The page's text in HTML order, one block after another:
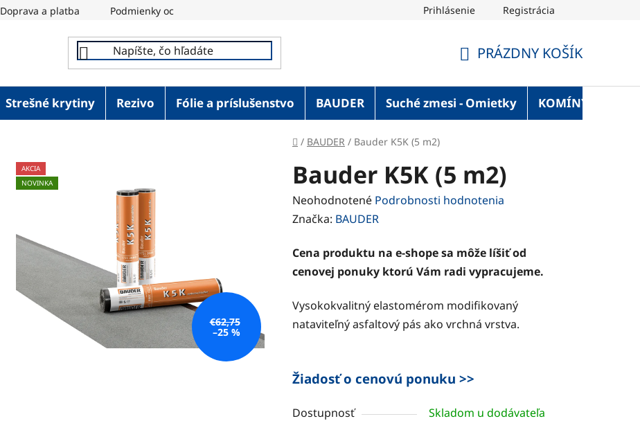
Doprava a platba Podmienky ochrany osobných údajov Strechaonline.sk - informácie z prvej ruky
Prihlásenie Registrácia
KOŠÍK
PRÁZDNY KOŠÍK
Strešné krytiny Rezivo Fólie a príslušenstvo BAUDER Suché zmesi - Omietky KOMÍNY
Domov
/ BAUDER / Bauder K5K (5 m2)
Bauder K5K (5 m2)
Priemerné
hodnotenie
je
0,0
5
hviezdičiek.
Neohodnotené Podrobnosti hodnotenia
Značka: BAUDER
Cena produktu na e-shope sa môže líšiť od
cenovej ponuky ktorú Vám radi vypracujeme.
Vysokokvalitný elastomérom modifikovaný
nataviteľný asfaltový pás ako vrchná vrstva.
Žiadosť o cenovú ponuku >>
Dostupnosť
Skladom u dodávateľa
AKCIA
NOVINKA
€62,75
–25 %